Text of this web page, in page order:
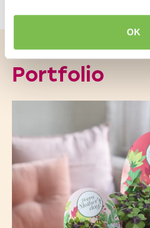
OK
Portfolio